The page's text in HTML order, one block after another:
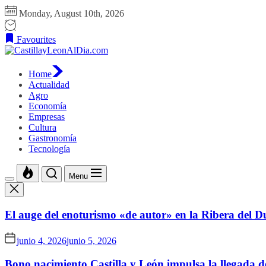
Skip
to
the
content
Monday, August 10th, 2026
Favourites
CastillayLeonAlDia.com
Home
Actualidad
Agro
Economía
Empresas
Cultura
Gastronomía
Tecnología
Menu
El auge del enoturismo «de autor» en la Ribera del
junio 4, 2026junio 5, 2026